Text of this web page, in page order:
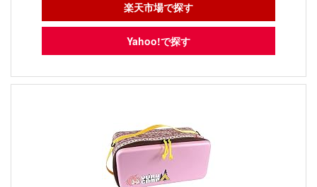
楽天市場で探す
Yahoo!で探す